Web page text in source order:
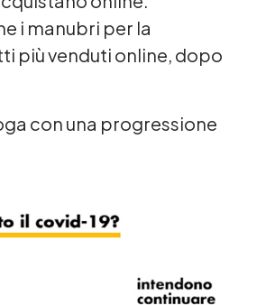
i manubri per la
più venduti online, dopo
con una progressione